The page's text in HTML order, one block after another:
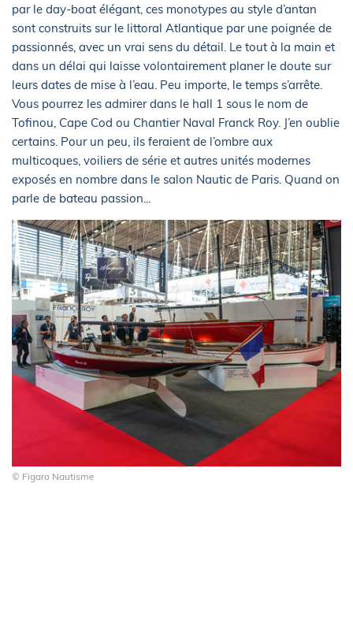
par le day-boat élégant, ces monotypes au style d’antan
sont construits sur le littoral Atlantique par une poignée de
passionnés, avec un vrai sens du détail. Le tout à la main et
dans un délai qui laisse volontairement planer le doute sur
leurs dates de mise à l’eau. Peu importe, le temps s’arrête.
Vous pourrez les admirer dans le hall 1 sous le nom de
Tofinou, Cape Cod ou Chantier Naval Franck Roy. J’en oublie
certains. Pour un peu, ils feraient de l’ombre aux
multicoques, voiliers de série et autres unités modernes
exposés en nombre dans le salon Nautic de Paris. Quand on
parle de bateau passion...
© Figaro Nautisme